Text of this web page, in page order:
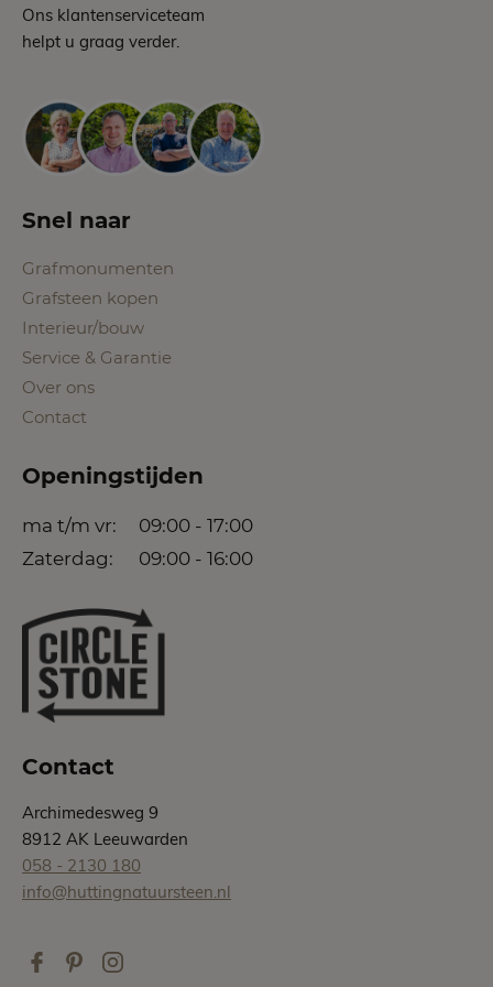
Ons klantenserviceteam
helpt u graag verder.
Snel naar
Grafmonumenten
Grafsteen kopen
Interieur/bouw
Service & Garantie
Over ons
Contact
Openingstijden
ma t/m vr:
09:00 - 17:00
Zaterdag:
09:00 - 16:00
Contact
Archimedesweg 9
8912 AK Leeuwarden
058 - 2130 180
info@huttingnatuursteen.nl